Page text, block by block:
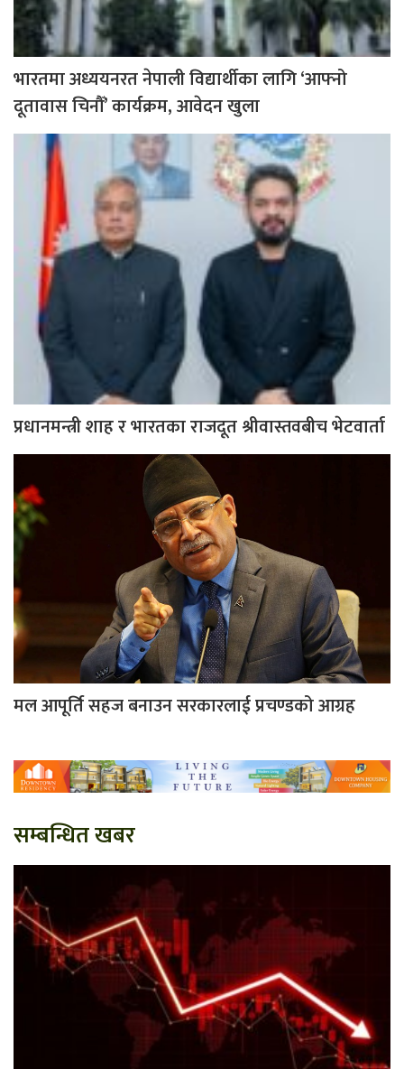
भारतमा अध्ययनरत नेपाली विद्यार्थीका लागि ‘आफ्नो
दूतावास चिनौँ’ कार्यक्रम, आवेदन खुला
प्रधानमन्त्री शाह र भारतका राजदूत श्रीवास्तवबीच भेटवार्ता
मल आपूर्ति सहज बनाउन सरकारलाई प्रचण्डको आग्रह
सम्बन्धित खबर